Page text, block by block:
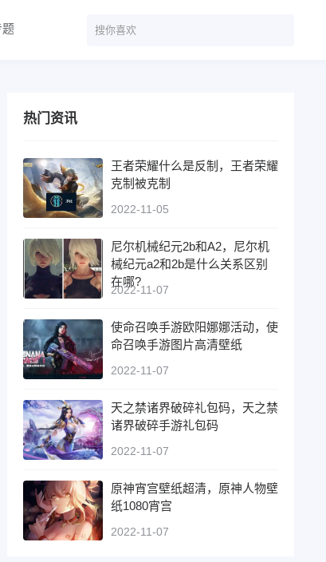
题
热门资讯
王者荣耀什么是反制，王者荣耀
克制被克制
2022-11-05
尼尔机械纪元2b和A2，尼尔机
械纪元a2和2b是什么关系区别
在哪?
2022-11-07
使命召唤手游欧阳娜娜活动，使
命召唤手游图片高清壁纸
2022-11-07
天之禁诸界破碎礼包码，天之禁
诸界破碎手游礼包码
2022-11-07
原神宵宫壁纸超清，原神人物壁
纸1080宵宫
2022-11-07